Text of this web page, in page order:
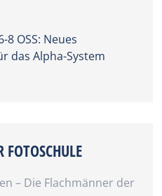
8 OSS: Neues
das Alpha-System
FOTOSCHULE
– Die Flachmänner der